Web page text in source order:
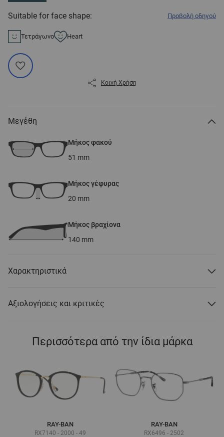
Suitable for face shape: Προβολή οδηγού
Τετράγωνο Heart
Κοινή Χρήση
Μεγέθη
Μήκος φακού
51 mm
Μήκος γέφυρας
20 mm
Μήκος βραχίονα
140 mm
Χαρακτηριστικά
Αξιολογήσεις και κριτικές
Περισσότερα από την ίδια μάρκα
RAY-BAN
RX7140 - 2000 - 49
RAY-BAN
RX6496 - 2502